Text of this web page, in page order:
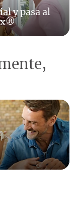
y pasa al